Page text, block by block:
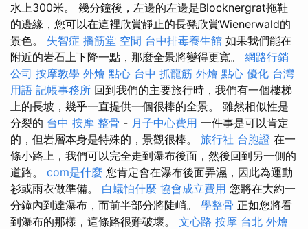
水上300米。 幾分鐘後，左邊的左邊是Blocknergrat拖鞋
的邊緣，您可以在這裡欣賞靜止的長凳欣賞Wienerwald的
景色。 失智症 播筋堂 空間 台中排毒養生館 如果我們能在
附近的岩石上下降一點，那麼全景將變得更寬。 網路行銷
公司 按摩教學 外燴 點心 台中 抓龍筋 外燴 點心 優化 台灣
用語 記帳事務所 回到我們的主要旅行時，我們有一個樓梯
上的長坡，幾乎一直提供一個很棒的全景。 雖然相似性是
分裂的 台中 按摩 整骨 - 月子中心費用 一件事是可以肯定
的，但岩層本身是特殊的，景觀很棒。 旅行社 台胞證 在一
條小路上，我們可以完全走到瀑布後面，然後回到另一側的
道路。 com是什麼 您肯定會在瀑布後面弄濕，因此為運動
衫或雨衣做準備。 白蟻怕什麼 協會成立費用 您將在大約一
分鐘內到達瀑布，而前半部分將陡峭。 學整骨 正如您將看
到瀑布的那樣，這條路很難破壞。 文心路 按摩 台北 外燴